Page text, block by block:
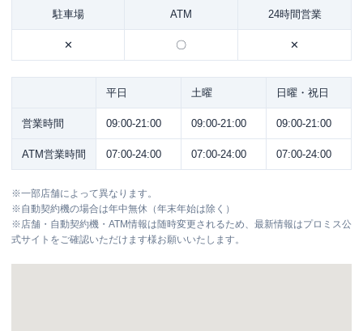
駐車場 ATM 24時間営業
✕ 〇 ✕
平日 土曜 日曜・祝日
営業時間 09:00-21:00 09:00-21:00 09:00-21:00
ATM営業時間 07:00-24:00 07:00-24:00 07:00-24:00
※一部店舗によって異なります。
※自動契約機の場合は年中無休（年末年始は除く）
※店舗・自動契約機・ATM情報は随時変更されるため、最新情報はプロミス公
式サイトをご確認いただけます様お願いいたします。